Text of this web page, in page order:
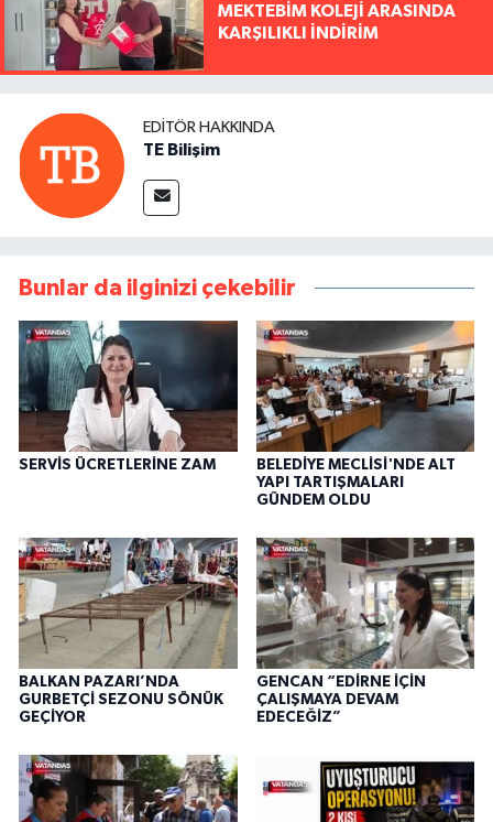
MEKTEBİM KOLEJİ ARASINDA
KARŞILIKLI İNDİRİM
EDITÖR HAKKINDA
TE Bilişim
Bunlar da ilginizi çekebilir
SERVİS ÜCRETLERİNE ZAM
BELEDİYE MECLİSİ'NDE ALT
YAPI TARTIŞMALARI
GÜNDEM OLDU
BALKAN PAZARI’NDA
GURBETÇİ SEZONU SÖNÜK
GEÇİYOR
GENCAN “EDİRNE İÇİN
ÇALIŞMAYA DEVAM
EDECEĞİZ”